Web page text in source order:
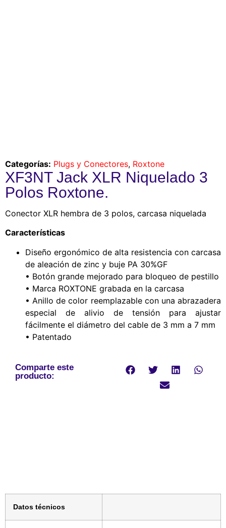
Categorías: Plugs y Conectores, Roxtone
XF3NT Jack XLR Niquelado 3
Polos Roxtone.
Conector XLR hembra de 3 polos, carcasa niquelada
Características
Diseño ergonómico de alta resistencia con carcasa
de aleación de zinc y buje PA 30%GF
• Botón grande mejorado para bloqueo de pestillo
• Marca ROXTONE grabada en la carcasa
• Anillo de color reemplazable con una abrazadera
especial de alivio de tensión para ajustar
fácilmente el diámetro del cable de 3 mm a 7 mm
• Patentado
Comparte este
producto:
Datos técnicos